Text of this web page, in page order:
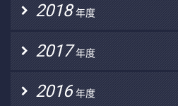
2018 年度
2017 年度
2016 年度